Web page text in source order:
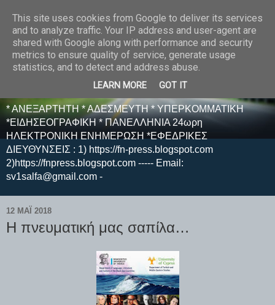
E F E N P R E S S -
ΗΛΕΚΤΡΟΝΙΚΗ
ΕΦΗΜΕΡΙΔΑ
* ΑΝΕΞΑΡΤΗΤΗ * ΑΔΕΣΜΕΥΤΗ * ΥΠΕΡΚΟΜΜΑΤΙΚΗ
*ΕΙΔΗΣΕΟΓΡΑΦΙΚΗ * ΠΑΝΕΛΛΗΝΙΑ 24ωρη
ΗΛΕΚΤΡΟΝΙΚΗ ΕΝΗΜΕΡΩΣΗ *ΕΦΕΔΡΙΚΕΣ
ΔΙΕΥΘΥΝΣΕΙΣ : 1) https://fn-press.blogspot.com
2)https://fnpress.blogspot.com ----- Email:
sv1salfa@gmail.com -
12 ΜΑΪ́ 2018
Η πνευματική μας σαπίλα…
This site uses cookies from Google to deliver its services
and to analyze traffic. Your IP address and user-agent are
shared with Google along with performance and security
metrics to ensure quality of service, generate usage
statistics, and to detect and address abuse.
LEARN MORE GOT IT